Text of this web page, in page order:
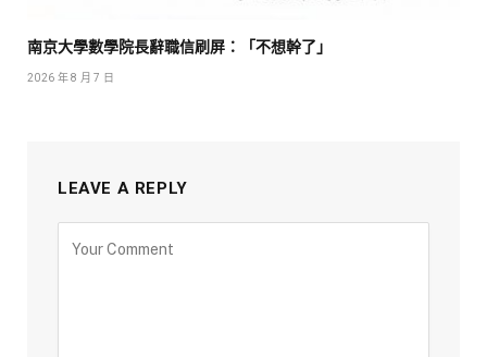
南京大學數學院長辭職信刷屏：「不想幹了」
2026 年 8 月 7 日
LEAVE A REPLY